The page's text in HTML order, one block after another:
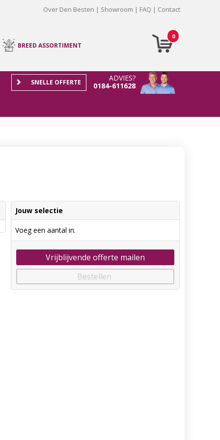
Over Den Besten Showroom FAQ Contact
0
BREED ASSORTIMENT
ADVIES?
0184-611628
SNELLE OFFERTE
Jouw selectie
Voeg een aantal in.
Vrijblijvende offerte mailen
Bestellen